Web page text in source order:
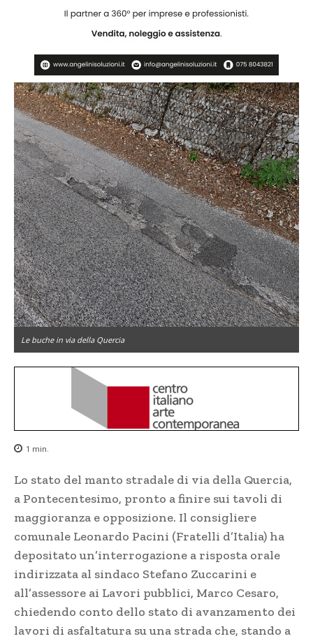
Le buche in via della Quercia
1 min.
Lo stato del manto stradale di via della Quercia,
a Pontecentesimo, pronto a finire sui tavoli di
maggioranza e opposizione. Il consigliere
comunale Leonardo Pacini (Fratelli d’Italia) ha
depositato un’interrogazione a risposta orale
indirizzata al sindaco Stefano Zuccarini e
all’assessore ai Lavori pubblici, Marco Cesaro,
chiedendo conto dello stato di avanzamento dei
lavori di asfaltatura su una strada che, stando a